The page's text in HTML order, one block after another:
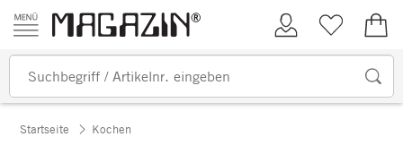
Zum Inhalt springen
Kundenkonto
Merkliste
Startseite Kochen